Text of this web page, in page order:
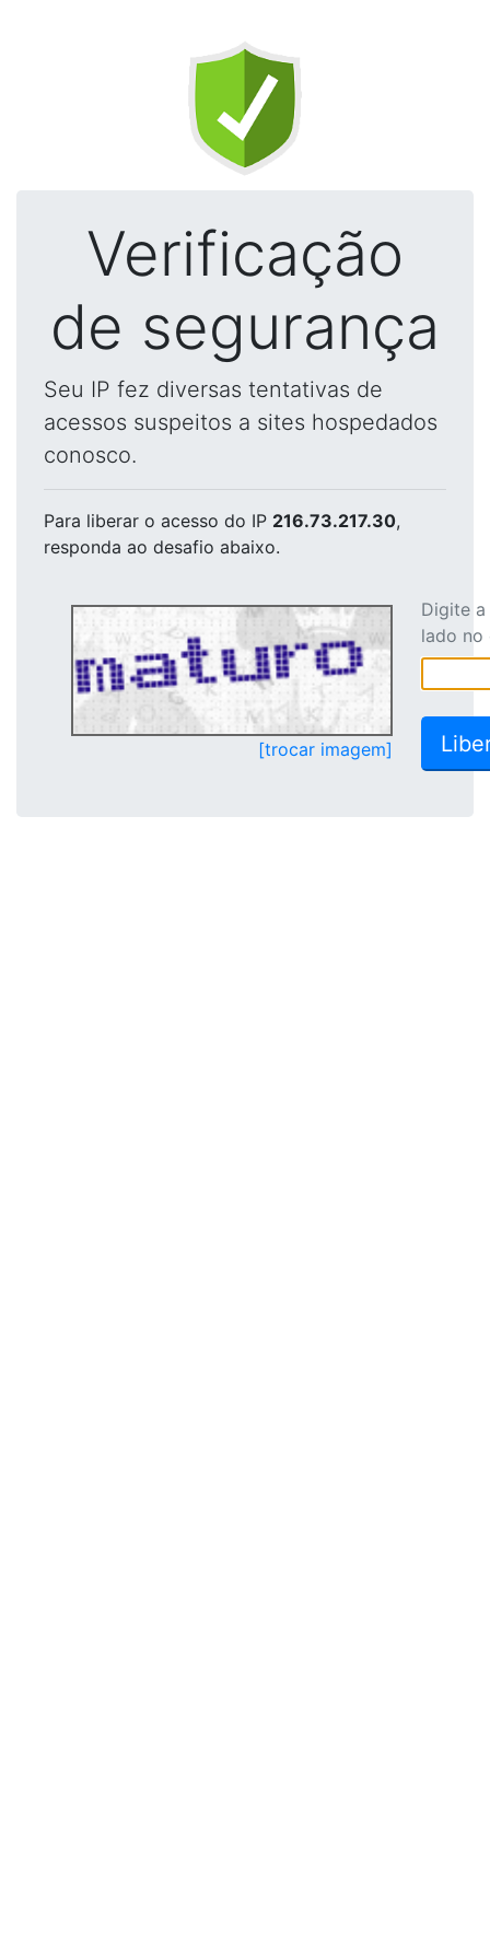
Verificação
de segurança
Seu IP fez diversas tentativas de
acessos suspeitos a sites hospedados
conosco.
Para liberar o acesso do IP 216.73.217.30,
responda ao desafio abaixo.
[trocar imagem]
Digite
lado no